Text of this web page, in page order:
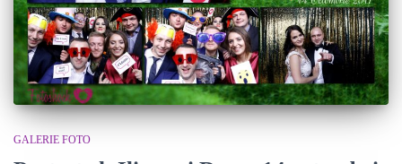
GALERIE FOTO